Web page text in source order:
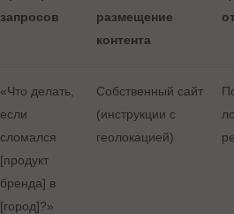
запросов
размещение
контента
«Что делать,
если
сломался
[продукт
бренда] в
[город]?»
Собственный сайт
(инструкции с
геолокацией)